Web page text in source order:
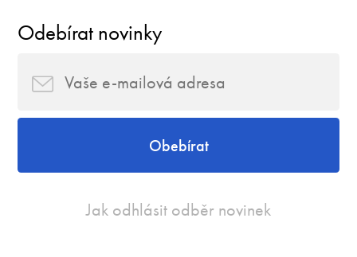
Odebírat novinky
Obebírat
Jak odhlásit odběr novinek